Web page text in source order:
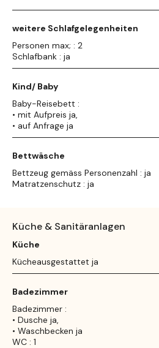
weitere Schlafgelegenheiten
Personen max; : 2
Schlafbank : ja
Kind/ Baby
Baby-Reisebett :
• mit Aufpreis ja,
• auf Anfrage ja
Bettwäsche
Bettzeug gemäss Personenzahl : ja
Matratzenschutz : ja
Küche & Sanitäranlagen
Küche
Kücheausgestattet ja
Badezimmer
Badezimmer :
• Dusche ja,
• Waschbecken ja
WC : 1